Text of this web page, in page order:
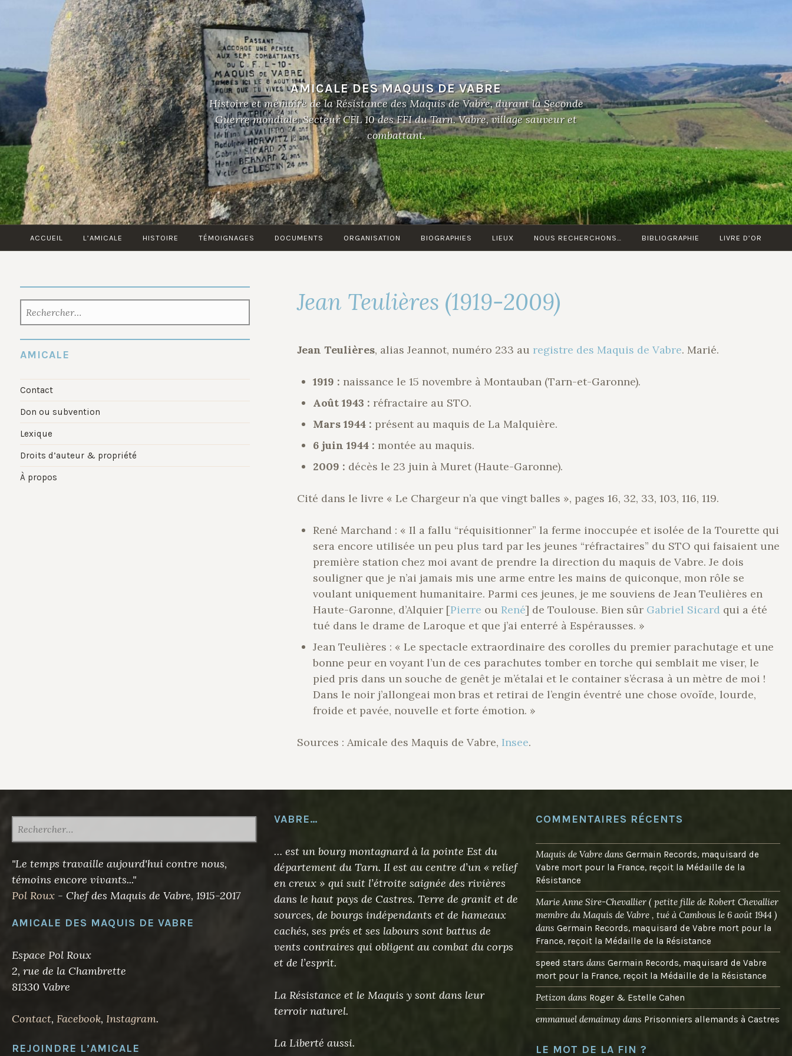
AMICALE DES MAQUIS DE VABRE
Histoire et mémoire de la Résistance des Maquis de Vabre, durant la Seconde
Guerre mondiale. Secteur CFL 10 des FFI du Tarn. Vabre, village sauveur et
combattant.
ACCUEIL L’AMICALE HISTOIRE TÉMOIGNAGES DOCUMENTS ORGANISATION BIOGRAPHIES LIEUX NOUS RECHERCHONS… BIBLIOGRAPHIE LIVRE D’OR
Jean Teulières (1919-2009)
Jean Teulières, alias Jeannot, numéro 233 au registre des Maquis de Vabre. Marié.
1919 : naissance le 15 novembre à Montauban (Tarn-et-Garonne).
Août 1943 : réfractaire au STO.
Mars 1944 : présent au maquis de La Malquière.
6 juin 1944 : montée au maquis.
2009 : décès le 23 juin à Muret (Haute-Garonne).
Cité dans le livre « Le Chargeur n’a que vingt balles », pages 16, 32, 33, 103, 116, 119.
René Marchand : « Il a fallu “réquisitionner” la ferme inoccupée et isolée de la Tourette qui
sera encore utilisée un peu plus tard par les jeunes “réfractaires” du STO qui faisaient une
première station chez moi avant de prendre la direction du maquis de Vabre. Je dois
souligner que je n’ai jamais mis une arme entre les mains de quiconque, mon rôle se
voulant uniquement humanitaire. Parmi ces jeunes, je me souviens de Jean Teulières en
Haute-Garonne, d’Alquier [Pierre ou René] de Toulouse. Bien sûr Gabriel Sicard qui a été
tué dans le drame de Laroque et que j’ai enterré à Espérausses. »
Jean Teulières : « Le spectacle extraordinaire des corolles du premier parachutage et une
bonne peur en voyant l’un de ces parachutes tomber en torche qui semblait me viser, le
pied pris dans un souche de genêt je m’étalai et le container s’écrasa à un mètre de moi !
Dans le noir j’allongeai mon bras et retirai de l’engin éventré une chose ovoïde, lourde,
froide et pavée, nouvelle et forte émotion. »
Sources : Amicale des Maquis de Vabre, Insee.
AMICALE
Contact
Don ou subvention
Lexique
Droits d’auteur & propriété
À propos
"Le temps travaille aujourd'hui contre nous,
témoins encore vivants..."
Pol Roux - Chef des Maquis de Vabre, 1915-2017
AMICALE DES MAQUIS DE VABRE
Espace Pol Roux
2, rue de la Chambrette
81330 Vabre
Contact, Facebook, Instagram.
REJOINDRE L’AMICALE
VABRE…
… est un bourg montagnard à la pointe Est du
département du Tarn. Il est au centre d’un « relief
en creux » qui suit l’étroite saignée des rivières
dans le haut pays de Castres. Terre de granit et de
sources, de bourgs indépendants et de hameaux
cachés, ses prés et ses labours sont battus de
vents contraires qui obligent au combat du corps
et de l’esprit.
La Résistance et le Maquis y sont dans leur
terroir naturel.
La Liberté aussi.
COMMENTAIRES RÉCENTS
Maquis de Vabre dansGermain Records, maquisard de
Vabre mort pour la France, reçoit la Médaille de la
Résistance
Marie Anne Sire-Chevallier ( petite fille de Robert Chevallier
membre du Maquis de Vabre , tué à Cambous le 6 août 1944 )
dansGermain Records, maquisard de Vabre mort pour la
France, reçoit la Médaille de la Résistance
speed stars dansGermain Records, maquisard de Vabre
mort pour la France, reçoit la Médaille de la Résistance
Petizon dans Roger & Estelle Cahen
emmanuel demaimay dans Prisonniers allemands à Castres
LE MOT DE LA FIN ?